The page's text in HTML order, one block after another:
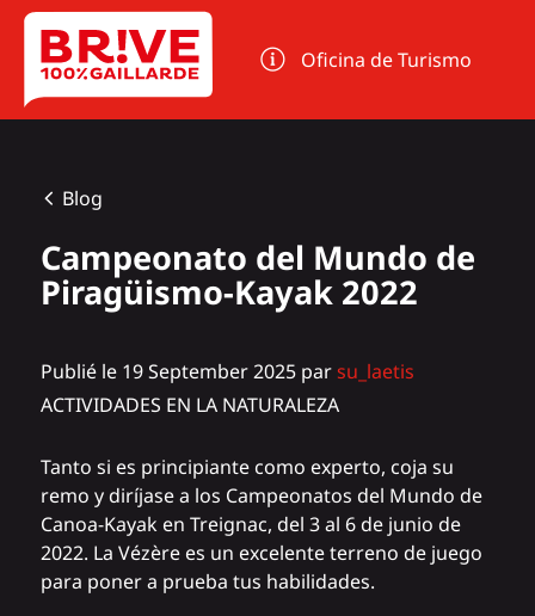
Panel de gestión de cookies
Oficina de Turismo
Blog
Campeonato del Mundo de
Piragüismo-Kayak 2022
Publié le 19 September 2025 parsu_laetis
ACTIVIDADES EN LA NATURALEZA
Tanto si es principiante como experto, coja su
remo y diríjase a los Campeonatos del Mundo de
Canoa-Kayak en Treignac, del 3 al 6 de junio de
2022. La Vézère es un excelente terreno de juego
para poner a prueba tus habilidades.